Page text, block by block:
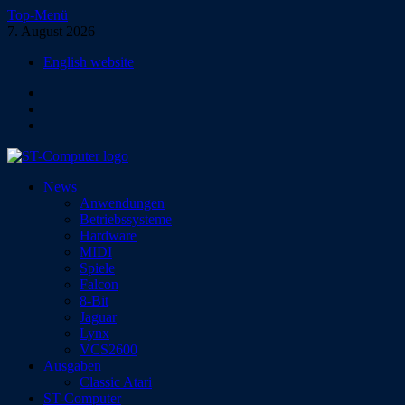
Zum
Inhalt
Top-Menü
7. August 2026
English website
ST-Computer
Das Magazin für Atari-Computer und -Konsolen
News
Anwendungen
Betriebssysteme
Hardware
MIDI
Spiele
Falcon
8-Bit
Jaguar
Lynx
VCS2600
Ausgaben
Classic Atari
ST-Computer